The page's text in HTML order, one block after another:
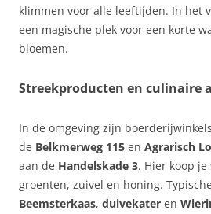
klimmen voor alle leeftijden. In het
een magische plek voor een korte
bloemen.
Streekproducten en culinaire
In de omgeving zijn
de Belkmerweg 115 en Agrarisch
aan de Handelskade 3. Hier koop
groenten, zuivel en honing. Typische
Beemsterkaas, duivekater en